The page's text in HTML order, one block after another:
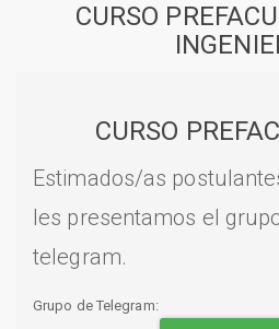
CURSO
CURSO
Estimados/as
les presentamos el
telegram.
Grupo de Telegram: